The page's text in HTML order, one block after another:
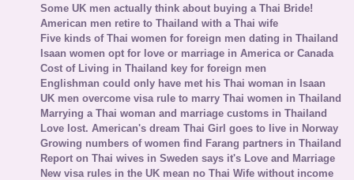
Some UK men actually think about buying a Thai Bride!
American men retire to Thailand with a Thai wife
Five kinds of Thai women for foreign men dating in Thailand
Isaan women opt for love or marriage in America or Canada
Cost of Living in Thailand key for foreign men
Englishman could only have met his Thai woman in Isaan
UK men overcome visa rule to marry Thai women in Thailand
Marrying a Thai woman and marriage customs in Thailand
Love lost. American's dream Thai Girl goes to live in Norway
Growing numbers of women find Farang partners in Thailand
Report on Thai wives in Sweden says it's Love and Marriage
New visa rules in the UK mean no Thai Wife without income